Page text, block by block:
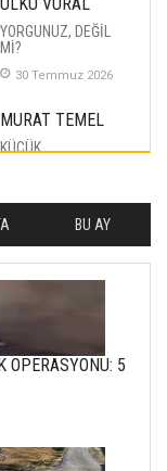
YORGUNUZ, DEĞİL
Mİ?
30 Temmuz 2026
MURAT TEMEL
KÜÇÜK
İLHAN YILMAZ
SOFRADA AYRIMCILIK
VAR
METİN ERTEM
BU AY
OPERASYONU: 5